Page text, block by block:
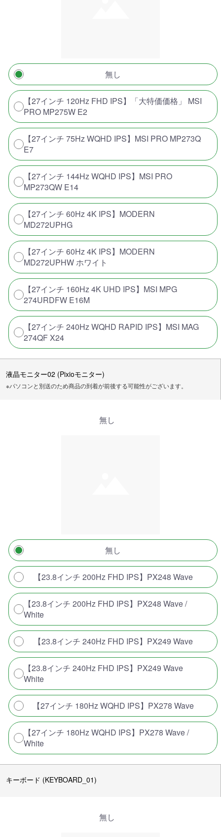
無し
【27インチ 120Hz FHD IPS】「大特価価格」 MSI
PRO MP275W E2
【27インチ 75Hz WQHD IPS】MSI PRO MP273Q
E7
【27インチ 144Hz WQHD IPS】MSI PRO
MP273QW E14
【27インチ 60Hz 4K IPS】MODERN
MD272UPHG
【27インチ 60Hz 4K IPS】MODERN
MD272UPHW ホワイト
【27インチ 160Hz 4K UHD IPS】MSI MPG
274URDFW E16M
【27インチ 240Hz WQHD RAPID IPS】MSI MAG
274QF X24
液晶モニター02 (Pixioモニター)
※パソコンと別送のため商品の到着が前後する可能性がございます。
無し
無し
【23.8インチ 200Hz FHD IPS】PX248 Wave
【23.8インチ 200Hz FHD IPS】PX248 Wave /
White
【23.8インチ 240Hz FHD IPS】PX249 Wave
【23.8インチ 240Hz FHD IPS】PX249 Wave
White
【27インチ 180Hz WQHD IPS】PX278 Wave
【27インチ 180Hz WQHD IPS】PX278 Wave /
White
キーボード (KEYBOARD_01)
無し